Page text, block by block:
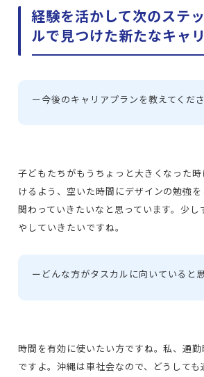
経験を活かして次のステ
ルで見つけた新たなキャ
ー今後のキャリアプランを教えてくださ
子どもたちがもうちょっと大きくなった
けるよう、空いた時間にデザインの勉強
関わっていきたいなと思っています。少し
やしていきたいですね。
ー どんな方がタスカルに向いていると
時間を有効に使いたい方ですね。私、通
ですよ。沖縄は車社会なので、どうして